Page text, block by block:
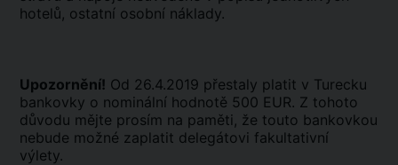
hotelů, ostatní osobní náklady.
Upozornění! Od 26.4.2019 přestaly platit v Turecku
bankovky o nominální hodnotě 500 EUR. Z tohoto
důvodu mějte prosím na paměti, že touto bankovkou
nebude možné zaplatit delegátovi fakultativní
výlety.